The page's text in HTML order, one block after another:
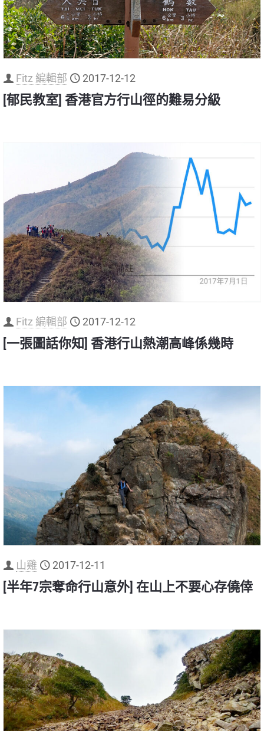
Fitz 編輯部 2017-12-12
[郁民教室] 香港官方行山徑的難易分級
Fitz 編輯部 2017-12-12
[一張圖話你知] 香港行山熱潮高峰係幾時
山雞 2017-12-11
[半年7宗奪命行山意外] 在山上不要心存僥倖